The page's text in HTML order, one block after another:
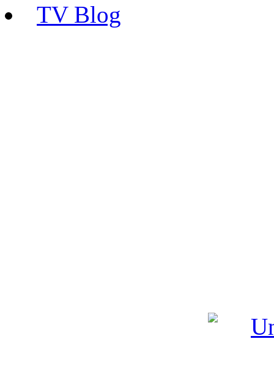
TV Blog